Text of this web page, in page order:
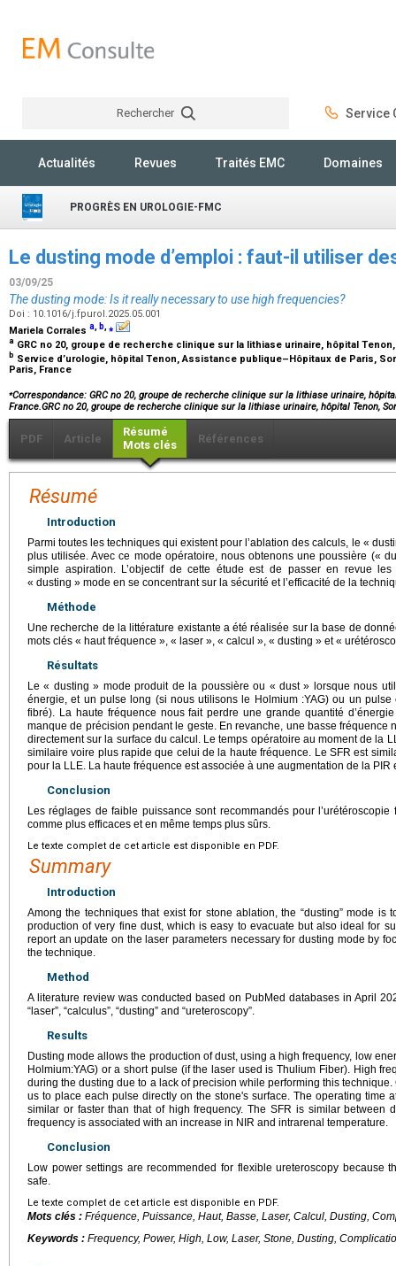
Rechercher Service
Actualités Revues Traités EMC Domaines
PROGRÈS EN UROLOGIE-FMC
Le dusting mode d’emploi : faut-il utiliser
03/09/25
The dusting mode: Is it really necessary to use high frequencies?
Doi : 10.1016/j.fpurol.2025.05.001
Mariela Corrales a, b,⁎
a GRC no 20, groupe de recherche clinique sur la lithiase urinaire, hôpital
b Service d’urologie, hôpital Tenon, Assistance publique–Hôpitaux de Paris,
Paris, France
⁎Correspondance: GRC no 20, groupe de recherche clinique sur la lithiase urinaire,
France.GRC no 20, groupe de recherche clinique sur la lithiase urinaire, hôpital Tenon,
PDF Article
Résumé
Mots clés
Références
Résumé
Introduction
Parmi toutes les techniques qui existent pour l’ablation des calculs, le «
plus utilisée. Avec ce mode opératoire, nous obtenons une poussière («
simple aspiration. L’objectif de cette étude est de passer en revue
« dusting » mode en se concentrant sur la sécurité et l’efficacité de la
Méthode
Une recherche de la littérature existante a été réalisée sur la base de
mots clés « haut fréquence », « laser », « calcul », « dusting » et «
Résultats
Le « dusting » mode produit de la poussière ou « dust » lorsque nous
énergie, et un pulse long (si nous utilisons le Holmium :YAG) ou un
fibré). La haute fréquence nous fait perdre une grande quantité
manque de précision pendant le geste. En revanche, une basse fréquence
directement sur la surface du calcul. Le temps opératoire au moment de la
similaire voire plus rapide que celui de la haute fréquence. Le SFR est
pour la LLE. La haute fréquence est associée à une augmentation de la
Conclusion
Les réglages de faible puissance sont recommandés pour
comme plus efficaces et en même temps plus sûrs.
Le texte complet de cet article est disponible en PDF.
Summary
Introduction
Among the techniques that exist for stone ablation, the “dusting” mode is
production of very fine dust, which is easy to evacuate but also ideal for
report an update on the laser parameters necessary for dusting mode by
the technique.
Method
A literature review was conducted based on PubMed databases in April
“laser”, “calculus”, “dusting” and “ureteroscopy”.
Results
Dusting mode allows the production of dust, using a high frequency, low
Holmium:YAG) or a short pulse (if the laser used is Thulium Fiber). High
during the dusting due to a lack of precision while performing this
us to place each pulse directly on the stone's surface. The operating time
similar or faster than that of high frequency. The SFR is similar between
frequency is associated with an increase in NIR and intrarenal temperature.
Conclusion
Low power settings are recommended for flexible ureteroscopy because
safe.
Le texte complet de cet article est disponible en PDF.
Mots clés : Fréquence, Puissance, Haut, Basse, Laser, Calcul, Dusting,
Keywords : Frequency, Power, High, Low, Laser, Stone, Dusting,